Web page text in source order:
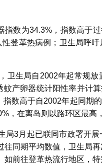
数为34.3%，指数高于
登革热病例；卫生局呼
卫生局自2002年起常规
产卵器统计阳性率并计
数高于自2002年起同期
，在离岛则以路环区最高
局3月起已联同市政署开
同期平均数值，卫生局
前往登革热流行地区，